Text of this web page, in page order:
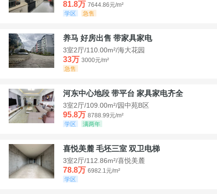
81.8万 7644.86元/m²
学区
急售
养马 好房出售 带家具家电
3室2厅/110.00m²/海大花园
33万 3000元/m²
急售
河东中心地段 带平台 家具家电齐全
3室2厅/109.00m²/园中苑B区
95.8万 8788.99元/m²
学区
满两年
喜悦美麓 毛坯三室 双卫电梯
3室2厅/112.86m²/喜悦美麓
78.8万 6982.1元/m²
学区